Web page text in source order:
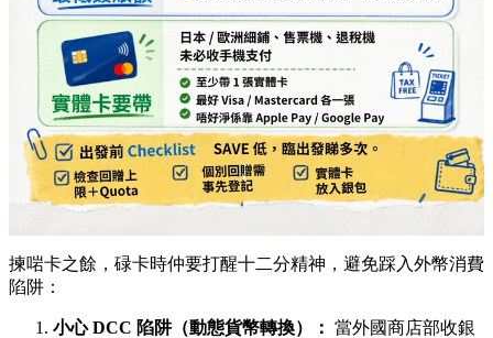
揀啱卡之餘，碌卡時仲要打醒十二分精神，避免踩入外幣消費
陷阱：
小心 DCC 陷阱（動態貨幣轉換）： 當外國商店部收銀